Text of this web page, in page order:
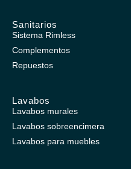
Sanitarios
Sistema Rimless
Complementos
Repuestos
Lavabos
Lavabos murales
Lavabos sobreencimera
Lavabos para muebles